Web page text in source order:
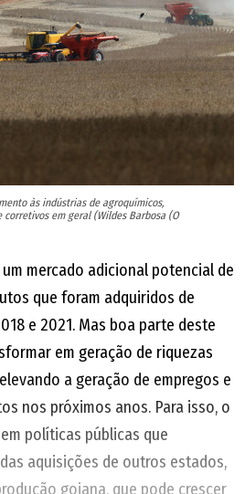
às indústrias de agroquímicos,
em geral (Wildes Barbosa (O
mercado adicional potencial de
que foram adquiridos de
e 2021. Mas boa parte deste
em geração de riquezas
a geração de empregos e
nos próximos anos. Para isso, o
políticas públicas que
aquisições de outros estados,
goiana, que pode crescer